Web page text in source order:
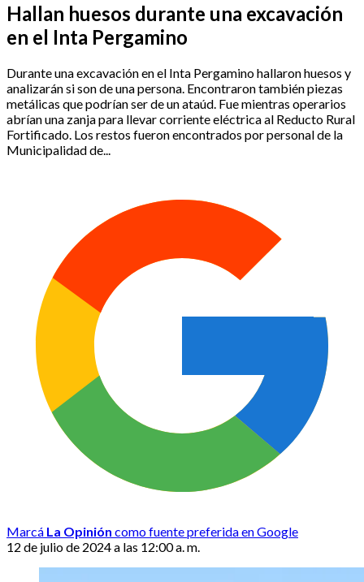
Hallan huesos durante una excavación
en el Inta Pergamino
Durante una excavación en el Inta Pergamino hallaron huesos y
analizarán si son de una persona. Encontraron también piezas
metálicas que podrían ser de un ataúd. Fue mientras operarios
abrían una zanja para llevar corriente eléctrica al Reducto Rural
Fortificado. Los restos fueron encontrados por personal de la
Municipalidad de...
Marcá La Opinión como fuente preferida en Google
12 de julio de 2024 a las 12:00 a. m.